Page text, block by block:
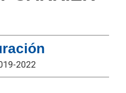
2022